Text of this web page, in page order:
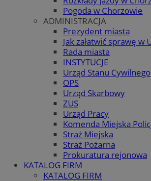
Pogoda w Chorzowie
ADMINISTRACJA
Prezydent miasta
Jak załatwić sprawę w
Rada miasta
INSTYTUCJE
Urząd Stanu Cywilnego
OPS
Urząd Skarbowy
ZUS
Urząd Pracy
Komenda Miejska
Straż Miejska
Straż Pożarna
Prokuratura rejonowa
KATALOG FIRM
KATALOG FIRM